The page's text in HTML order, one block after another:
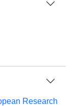
Research